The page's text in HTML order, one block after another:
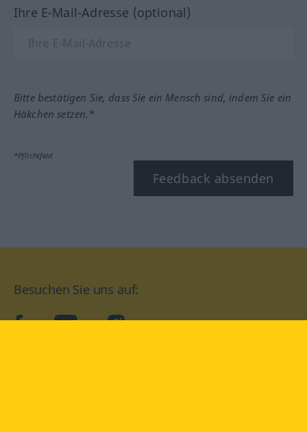
Ihre E-Mail-Adresse (optional)
Bitte bestätigen Sie, dass Sie ein Mensch sind, indem Sie ein
Häkchen setzen.*
*Pflichtfeld
Feedback absenden
Besuchen Sie uns auf:
facebookYouTube Instagram